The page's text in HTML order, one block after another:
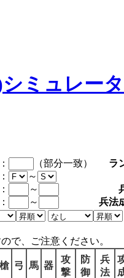
ミュレー
： （部分一致）
ラ
：
～
： ～
： ～
兵法
で、ご注意ください。
槍 弓 馬 器
攻
撃
防
御
兵
法